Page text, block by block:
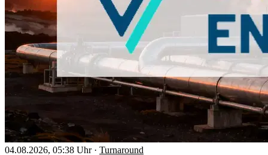
04.08.2026, 05:38 Uhr · Turnaround